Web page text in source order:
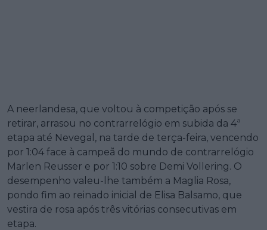
A neerlandesa, que voltou à competição após se
retirar, arrasou no contrarrelógio em subida da 4ª
etapa até Nevegal, na tarde de terça-feira, vencendo
por 1:04 face à campeã do mundo de contrarrelógio
Marlen Reusser e por 1:10 sobre Demi Vollering. O
desempenho valeu-lhe também a Maglia Rosa,
pondo fim ao reinado inicial de Elisa Balsamo, que
vestira de rosa após três vitórias consecutivas em
etapa.